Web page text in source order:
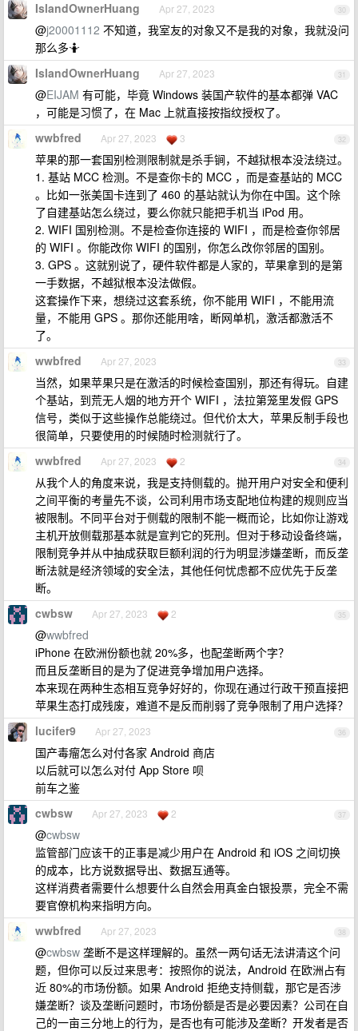
30
IslandOwnerHuang Apr 27, 2023
@j20001112 不知道，我室友的对象又不是我的对象，我就没问
那么多🤷
31
IslandOwnerHuang Apr 27, 2023
@EIJAM 有可能，毕竟 Windows 装国产软件的基本都弹 VAC
，可能是习惯了，在 Mac 上就直接按指纹授权了。
32
wwbfred Apr 27, 2023 3
苹果的那一套国别检测限制就是杀手锏，不越狱根本没法绕过。
1. 基站 MCC 检测。不是查你卡的 MCC ，而是查基站的 MCC
。比如一张美国卡连到了 460 的基站就认为你在中国。这个除
了自建基站怎么绕过，要么你就只能把手机当 iPod 用。
2. WIFI 国别检测。不是检查你连接的 WIFI ，而是检查你邻居
的 WIFI 。你能改你 WIFI 的国别，你怎么改你邻居的国别。
3. GPS 。这就别说了，硬件软件都是人家的，苹果拿到的是第
一手数据，不越狱根本没法做假。
这套操作下来，想绕过这套系统，你不能用 WIFI ，不能用流
量，不能用 GPS 。那你还能用啥，断网单机，激活都激活不
了。
33
wwbfred Apr 27, 2023
当然，如果苹果只是在激活的时候检查国别，那还有得玩。自建
个基站，到荒无人烟的地方开个 WIFI ，法拉第笼里发假 GPS
信号，类似于这些操作总能绕过。但代价太大，苹果反制手段也
很简单，只要使用的时候随时检测就行了。
34
wwbfred Apr 27, 2023 2
从我个人的角度来说，我是支持侧载的。抛开用户对安全和便利
之间平衡的考量先不谈，公司利用市场支配地位构建的规则应当
被限制。不同平台对于侧载的限制不能一概而论，比如你让游戏
主机开放侧载那基本就是宣判它的死刑。但对于移动设备终端，
限制竞争并从中抽成获取巨额利润的行为明显涉嫌垄断，而反垄
断法就是经济领域的安全法，其他任何忧虑都不应优先于反垄
断。
35
cwbsw Apr 27, 2023 2
@wwbfred
iPhone 在欧洲份额也就 20%多，也配垄断两个字？
而且反垄断目的是为了促进竞争增加用户选择。
本来现在两种生态相互竞争好好的，你现在通过行政干预直接把
苹果生态打成残废，难道不是反而削弱了竞争限制了用户选择？
36
lucifer9 Apr 27, 2023
国产毒瘤怎么对付各家 Android 商店
以后就可以怎么对付 App Store 呗
前车之鉴
37
cwbsw Apr 27, 2023 2
@cwbsw
监管部门应该干的正事是减少用户在 Android 和 iOS 之间切换
的成本，比方说数据导出、数据互通等。
这样消费者需要什么想要什么自然会用真金白银投票，完全不需
要官僚机构来指明方向。
38
wwbfred Apr 27, 2023
@cwbsw 垄断不是这样理解的。虽然一两句话无法讲清这个问
题，但你可以反过来思考：按照你的说法，Android 在欧洲占有
近 80%的市场份额。如果 Android 拒绝支持侧载，那它是否涉
嫌垄断？谈及垄断问题时，市场份额是否是必要因素？公司在自
己的一亩三分地上的行为，是否也有可能涉及垄断？开发者是否